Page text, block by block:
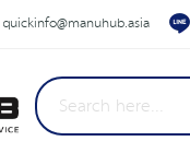
quickinfo@manuhub.asia